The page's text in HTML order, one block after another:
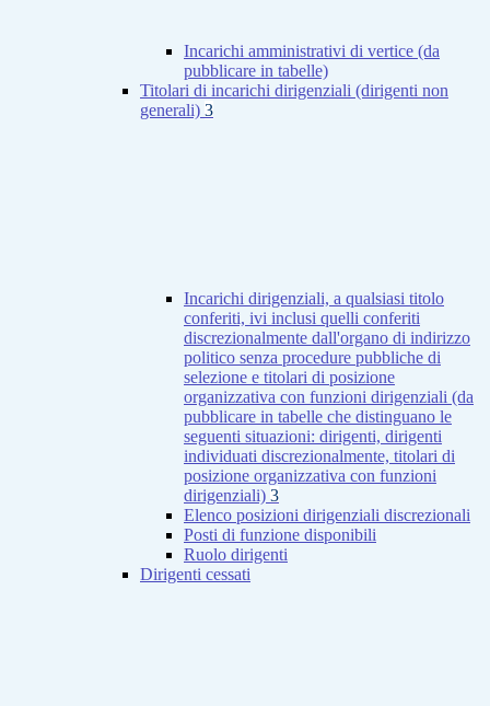
Incarichi amministrativi di vertice (da
pubblicare in tabelle)
Titolari di incarichi dirigenziali (dirigenti non
generali) 3
Incarichi dirigenziali, a qualsiasi titolo
conferiti, ivi inclusi quelli conferiti
discrezionalmente dall'organo di indirizzo
politico senza procedure pubbliche di
selezione e titolari di posizione
organizzativa con funzioni dirigenziali (da
pubblicare in tabelle che distinguano le
seguenti situazioni: dirigenti, dirigenti
individuati discrezionalmente, titolari di
posizione organizzativa con funzioni
dirigenziali) 3
Elenco posizioni dirigenziali discrezionali
Posti di funzione disponibili
Ruolo dirigenti
Dirigenti cessati